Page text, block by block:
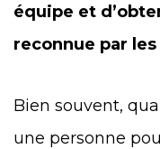
équipe et
reconnue par
Bien souvent,
une personne